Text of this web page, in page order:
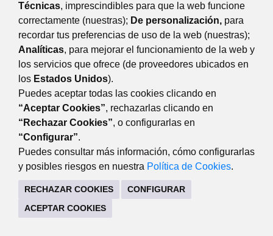
Técnicas, imprescindibles para que la web funcione
correctamente (nuestras); De personalización, para
recordar tus preferencias de uso de la web (nuestras);
Analíticas, para mejorar el funcionamiento de la web y
los servicios que ofrece (de proveedores ubicados en
los Estados Unidos).
Puedes aceptar todas las cookies clicando en
“Aceptar Cookies”, rechazarlas clicando en
“Rechazar Cookies”, o configurarlas en
“Configurar”.
Puedes consultar más información, cómo configurarlas
y posibles riesgos en nuestra Política de Cookies.
RECHAZAR COOKIES
CONFIGURAR
ACEPTAR COOKIES
Eventos Día Semana Mes Año
domingo agosto Siguiente
TRANSPARENCIA
Plaza Mayor, 3 28220 Majadahonda Madrid
CONTACTO MAPA WEB
AVISO LEGAL
POLÍTICA DE PRIVACIDAD